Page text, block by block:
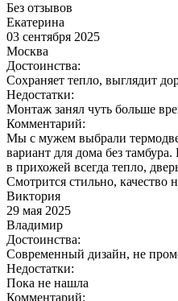
Без отзывов
Екатерина
03 сентября 2025
Москва
Достоинства:
Сохраняет тепло, выглядит
Недостатки:
Монтаж занял чуть больше
Комментарий:
Мы с мужем выбрали
вариант для дома без
в прихожей всегда тепло,
Смотрится стильно, качество
Виктория
29 мая 2025
Владимир
Достоинства:
Современный дизайн, не
Недостатки:
Пока не нашла
Комментарий: